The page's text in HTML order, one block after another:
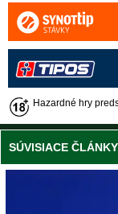
Hazardné hry
SÚVISIACE ČLÁNKY